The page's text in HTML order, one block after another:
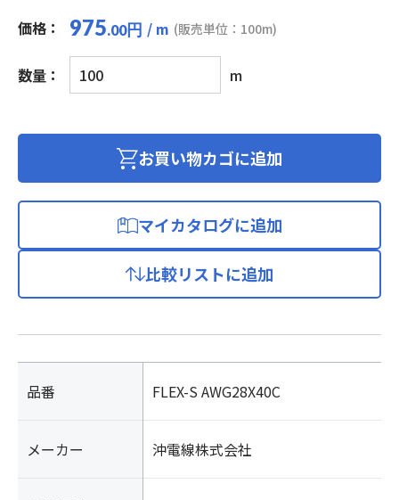
価格： 975.00円 / m (販売単位：100m)
数量：
シ
ー
付
ク
シ
ド
無
m
お買い物カゴに追加
マイカタログに追加
比較リストに追加
品番 FLEX-S AWG28X40C
メーカー 沖電線株式会社